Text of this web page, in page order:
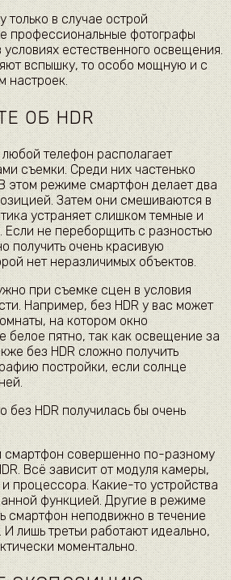
только в случае острой
профессиональные фотографы
естественного освещения.
вспышку, то особо мощную и с
настроек.
ОБ HDR
телефон располагает
съемки. Среди них частенько
этом режиме смартфон делает два
Затем они смешиваются в
устраняет слишком темные и
Если не переборщить с разностью
получить очень красивую
нет неразличимых объектов.
при съемке сцен в условия
Например, без HDR у вас может
на котором окно
белое пятно, так как освещение за
без HDR сложно получить
постройки, если солнце
без HDR получилась бы очень
смартфон совершенно по-разному
Всё зависит от модуля камеры,
процессора. Какие-то устройства
функцией. Другие в режиме
смартфон неподвижно в течение
лишь третьи работают идеально,
моментально.